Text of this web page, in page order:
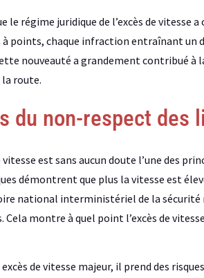
régime juridique de l’excès de vitesse
à points, chaque infraction entraînant
nouveauté a grandement contribué à
la route.
du non-respect
est sans aucun doute l’une des
démontrent que plus la vitesse est
national interministériel de la
Cela montre à quel point l’excès de
de vitesse majeur, il prend des